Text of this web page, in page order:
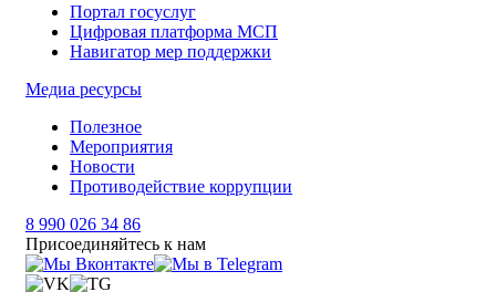
Портал госуслуг
Цифровая платформа МСП
Навигатор мер поддержки
Медиа ресурсы
Полезное
Мероприятия
Новости
Противодействие коррупции
8 990 026 34 86
Присоединяйтесь к нам